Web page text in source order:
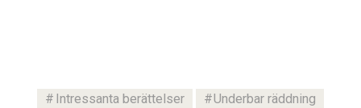
Intressanta berättelser Underbar räddning